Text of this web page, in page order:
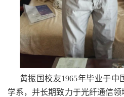
黄振国校友1965年毕业于
学系，并长期致力于光纤通信